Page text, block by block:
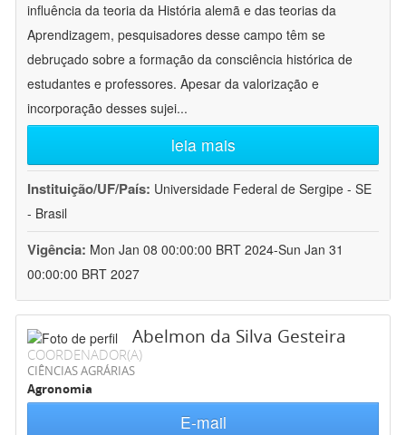
influência da teoria da História alemã e das teorias da
Aprendizagem, pesquisadores desse campo têm se
debruçado sobre a formação da consciência histórica de
estudantes e professores. Apesar da valorização e
incorporação desses sujei...
leia mais
Instituição/UF/País: Universidade Federal de Sergipe - SE
- Brasil
Vigência: Mon Jan 08 00:00:00 BRT 2024-Sun Jan 31
00:00:00 BRT 2027
Abelmon da Silva Gesteira
COORDENADOR(A)
CIÊNCIAS AGRÁRIAS
Agronomia
E-mail